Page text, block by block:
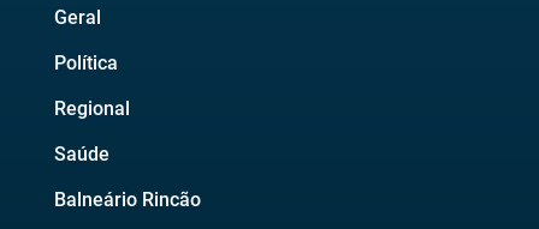
Geral
Política
Regional
Saúde
Balneário Rincão